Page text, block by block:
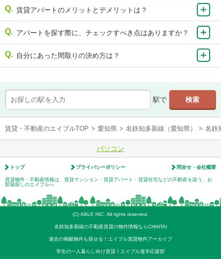
賃貸アパートのメリットとデメリットは？
アパートを探す際に、チェックすべき点はありますか？
自分にあった間取りの決め方は？
駅で
賃貸・不動産のエイブルTOP > 愛知県 > 名鉄知多新線（愛知県） > 名鉄
パソコン
トップ プライバシーポリシー 問合せ・会社概要
賃貸物件・不動産情報は、賃貸マンション・賃貸アパート・賃貸住宅などの不動産を扱う、お
部屋探しのエイブルへ
(C) ABLE INC. All rights reserved.
名鉄知多新線の不動産賃貸の物件情報ならCHINTAI
過去の掲載物件も探せる！エイブル賃貸物件アーカイブ
学生の一人暮らし向け賃貸！エイブル進学応援部